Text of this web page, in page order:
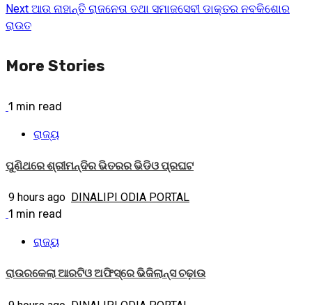
Next ଆଉ ନାହାନ୍ତି ରାଜନେତା ତଥା ସମାଜସେବୀ ଡାକ୍ତର ନବକିଶୋର
ରାଉତ
More Stories
1 min read
ରାଜ୍ୟ
ପୁଣିଥରେ ଶ୍ରୀମନ୍ଦିର ଭିତରର ଭିଡିଓ ପ୍ରଘଟ
9 hours ago DINALIPI ODIA PORTAL
1 min read
ରାଜ୍ୟ
ରାଉରକେଲା ଆରଟିଓ ଅଫିସ୍‌ରେ ଭିଜିଲାନ୍ସ ଚଢ଼ାଉ